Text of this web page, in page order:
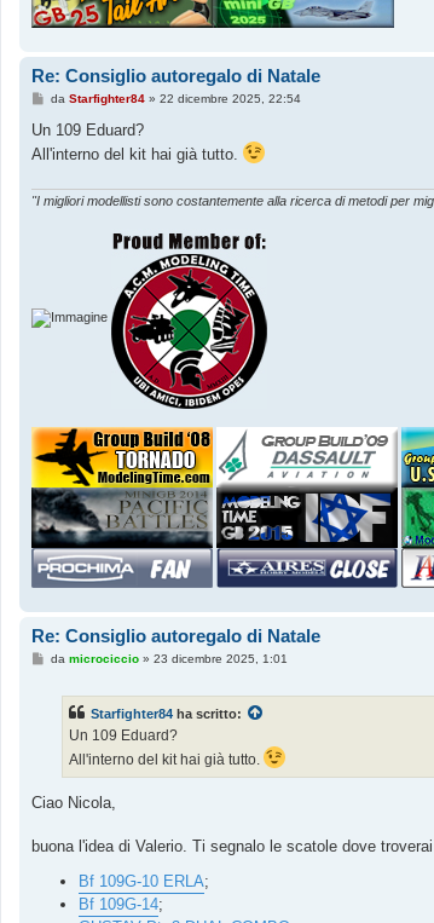
Re: Consiglio autoregalo di Natale
M
s
a
i
da Starfighter84» 22 dicembre 2025, 22:54
Un 109 Eduard?
All'interno del kit hai già tutto.
"I migliori modellisti sono costantemente alla ricerca di metodi per
Re: Consiglio autoregalo di Natale
Mda microciccio» 23 dicembre 2025, 1:01
Starfighter84 ha scritto:
Un 109 Eduard?
All'interno del kit hai già tutto.
Ciao Nicola,
buona l'idea di Valerio. Ti segnalo le scatole dove
Bf 109G-10 ERLA;
Bf 109G-14;